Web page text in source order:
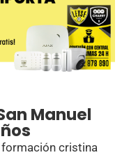
Manuel
cristina